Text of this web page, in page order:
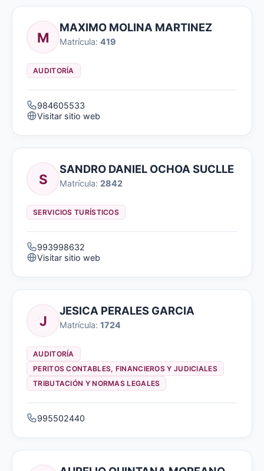
M
MAXIMO MOLINA MARTINEZ
Matrícula: 419
AUDITORÍA
984605533
Visitar sitio web
S
SANDRO DANIEL OCHOA SUCLLE
Matrícula: 2842
SERVICIOS TURÍSTICOS
993998632
Visitar sitio web
J
JESICA PERALES GARCIA
Matrícula: 1724
AUDITORÍA
PERITOS CONTABLES, FINANCIEROS Y JUDICIALES
TRIBUTACIÓN Y NORMAS LEGALES
995502440